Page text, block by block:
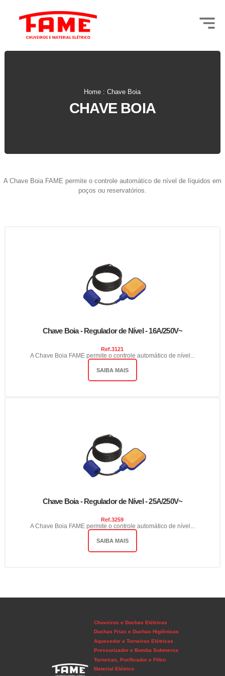
Home : Chave Boia
CHAVE BOIA
A Chave Boia FAME permite o controle automático de nível de líquidos em
poços ou reservatórios.
Chave Boia - Regulador de Nível - 16A/250V~
Ref.3121
A Chave Boia FAME permite o controle automático de nível...
SAIBA MAIS
Chave Boia - Regulador de Nível - 25A/250V~
Ref.3259
A Chave Boia FAME permite o controle automático de nível...
SAIBA MAIS
Chuveiros e Duchas Elétricas
Duchas Frias e Duchas Higiênicas
Aquecedor e Torneiras Elétricas
Pressurizador e Bomba Submersa
Torneiras, Purificador e Filtro
Material Elétrico